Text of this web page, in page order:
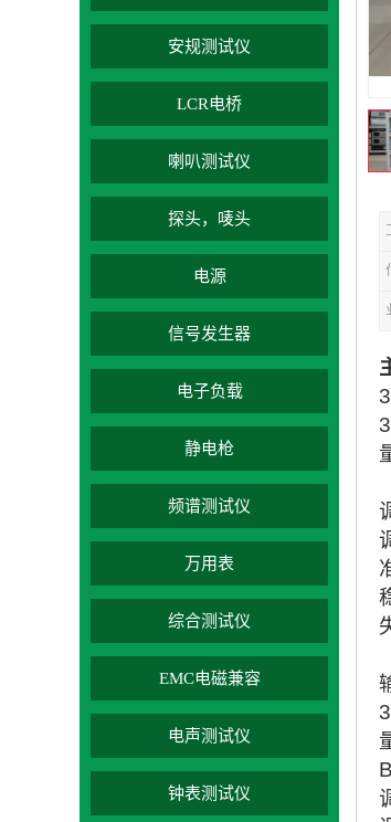
安规测试仪
LCR电桥
喇叭测试仪
探头，唛头
电源
信号发生器
电子负载
静电枪
频谱测试仪
万用表
综合测试仪
EMC电磁兼容
电声测试仪
钟表测试仪